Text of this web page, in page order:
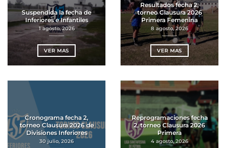
Suspendida la fecha de
Inferiores e Infantiles
1 agosto, 2026
VER MAS
Cronograma fecha 2,
torneo Clausura 2026 de
Divisiones Inferiores
30 julio, 2026
Resultados fecha 2,
torneo Clausura 2026
Primera Femenina
8 agosto, 2026
VER MAS
Reprogramaciones fecha
2, torneo Clausura 2026
Primera
4 agosto, 2026